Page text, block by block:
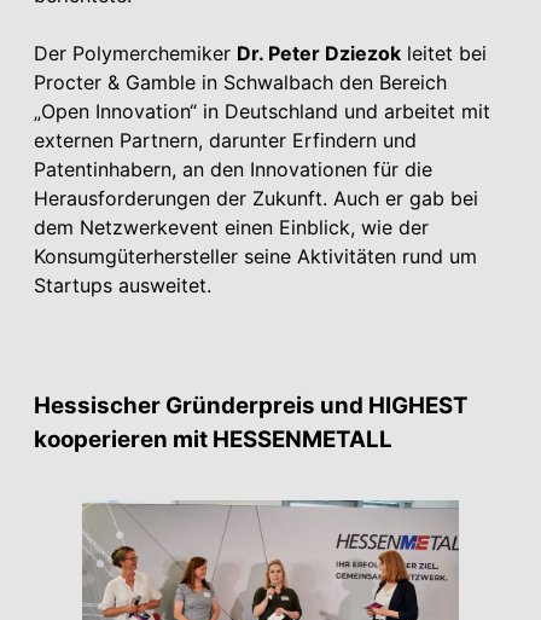
Der Polymerchemiker Dr. Peter Dziezok leitet bei
Procter & Gamble in Schwalbach den Bereich
„Open Innovation“ in Deutschland und arbeitet mit
externen Partnern, darunter Erfindern und
Patentinhabern, an den Innovationen für die
Herausforderungen der Zukunft. Auch er gab bei
dem Netzwerkevent einen Einblick, wie der
Konsumgüterhersteller seine Aktivitäten rund um
Startups ausweitet.
Hessischer Gründerpreis und HIGHEST
kooperieren mit HESSEN­METALL